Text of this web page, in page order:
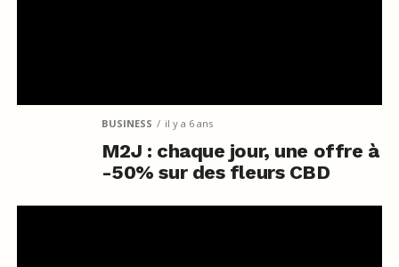
BUSINESS il y a 6 ans
M2J : chaque jour, une offre à
-50% sur des fleurs CBD